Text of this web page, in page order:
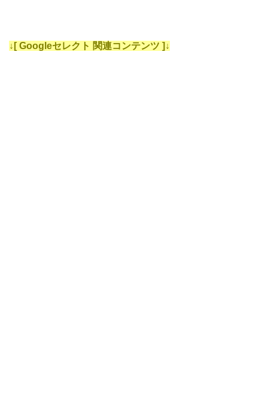
↓[ Googleセレクト 関連コンテンツ ]↓